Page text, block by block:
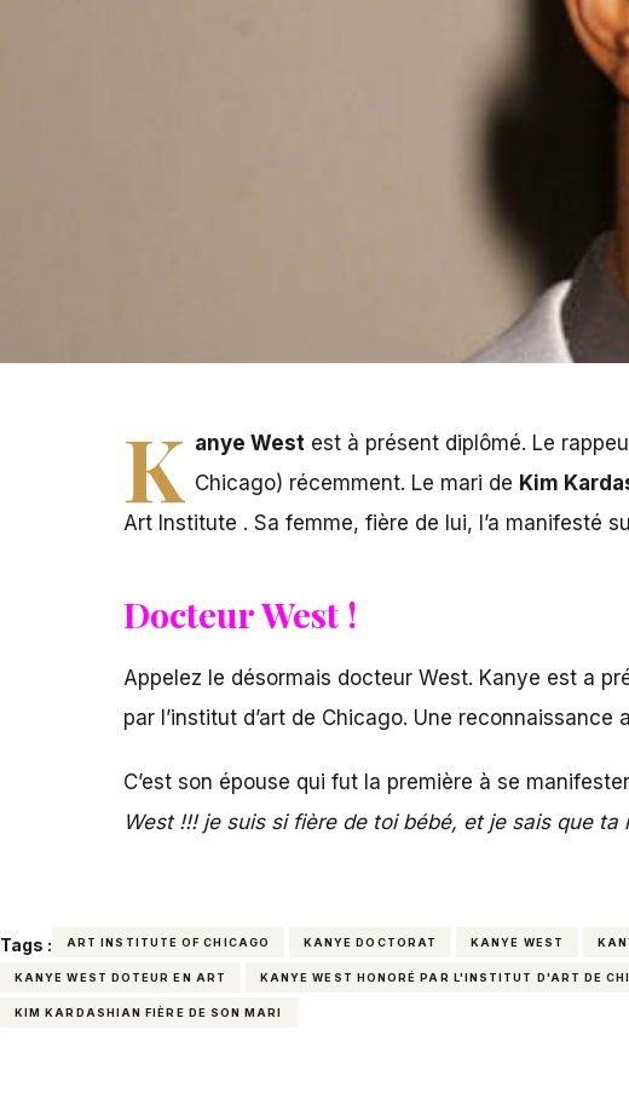
K anye Westest à présent diplômé. Le
Chicago) récemment. Le mari de Kim
Art Institute . Sa femme, fière de lui, l’a manifesté
Docteur West !
Appelez le désormais docteur West. Kanye est a
par l’institut d’art de Chicago. Une
C’est son épouse qui fut la première à se
West !!! je suis si fière de toi bébé, et je sais que
Tags : ART INSTITUTE OF CHICAGO KANYE DOCTORAT KANYE WEST
KANYE WEST DOTEUR EN ART KANYE WEST HONORÉ PAR L'INSTITUT D'ART DE
KIM KARDASHIAN FIÈRE DE SON MARI